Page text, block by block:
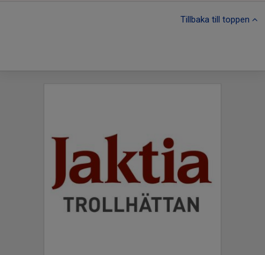
Tillbaka till toppen